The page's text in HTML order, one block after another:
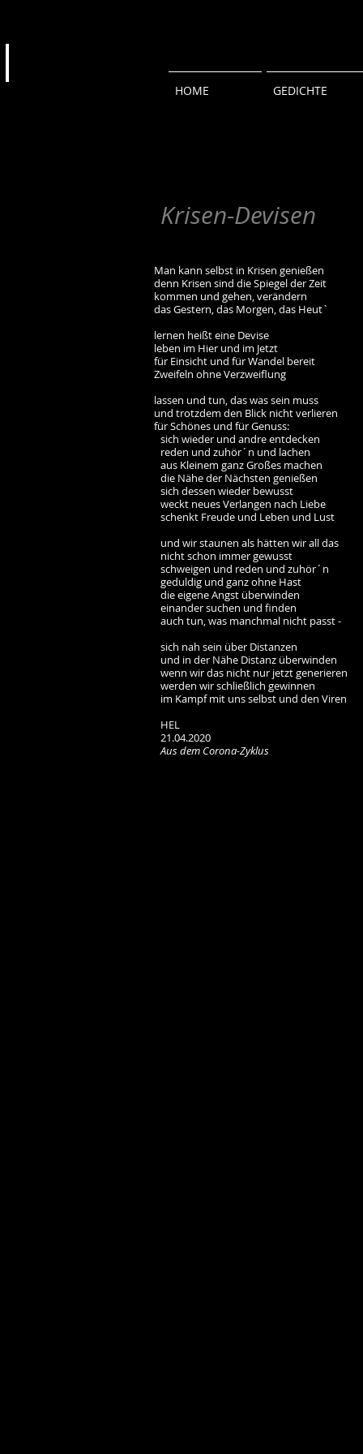
HOME GEDICHTE
Krisen-Devisen
Man kann selbst in Krisen genießen
denn Krisen sind die Spiegel der Zeit
kommen und gehen, verändern
das Gestern, das Morgen, das Heut`
lernen heißt eine Devise
leben im Hier und im Jetzt
für Einsicht und für Wandel bereit
Zweifeln ohne Verzweiflung
lassen und tun, das was sein muss
und trotzdem den Blick nicht verlieren
für Schönes und für Genuss:
sich wieder und andre entdecken
reden und zuhör´n und lachen
aus Kleinem ganz Großes machen
die Nähe der Nächsten genießen
sich dessen wieder bewusst
weckt neues Verlangen nach Liebe
schenkt Freude und Leben und Lust
und wir staunen als hätten wir all das
nicht schon immer gewusst
schweigen und reden und zuhör´n
geduldig und ganz ohne Hast
die eigene Angst überwinden
einander suchen und finden
auch tun, was manchmal nicht passt -
sich nah sein über Distanzen
und in der Nähe Distanz überwinden
wenn wir das nicht nur jetzt generieren
werden wir schließlich gewinnen
im Kampf mit uns selbst und den Viren
HEL
21.04.2020
Aus dem Corona-Zyklus